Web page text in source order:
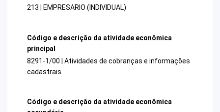
213 | EMPRESARIO (INDIVIDUAL)
Código e descrição da atividade econômica
principal
8291-1/00 | Atividades de cobranças e informações
cadastrais
Código e descrição da atividade econômica